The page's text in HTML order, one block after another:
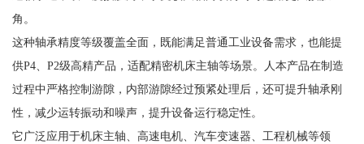
角。
这种轴承精度等级覆盖全面，既能满足普通工业设备需求，也能提
供P4、P2级高精产品，适配精密机床主轴等场景。人本产品在制造
过程中严格控制游隙，内部游隙经过预紧处理后，还可提升轴承刚
性，减少运转振动和噪声，提升设备运行稳定性。
它广泛应用于机床主轴、高速电机、汽车变速器、工程机械等领